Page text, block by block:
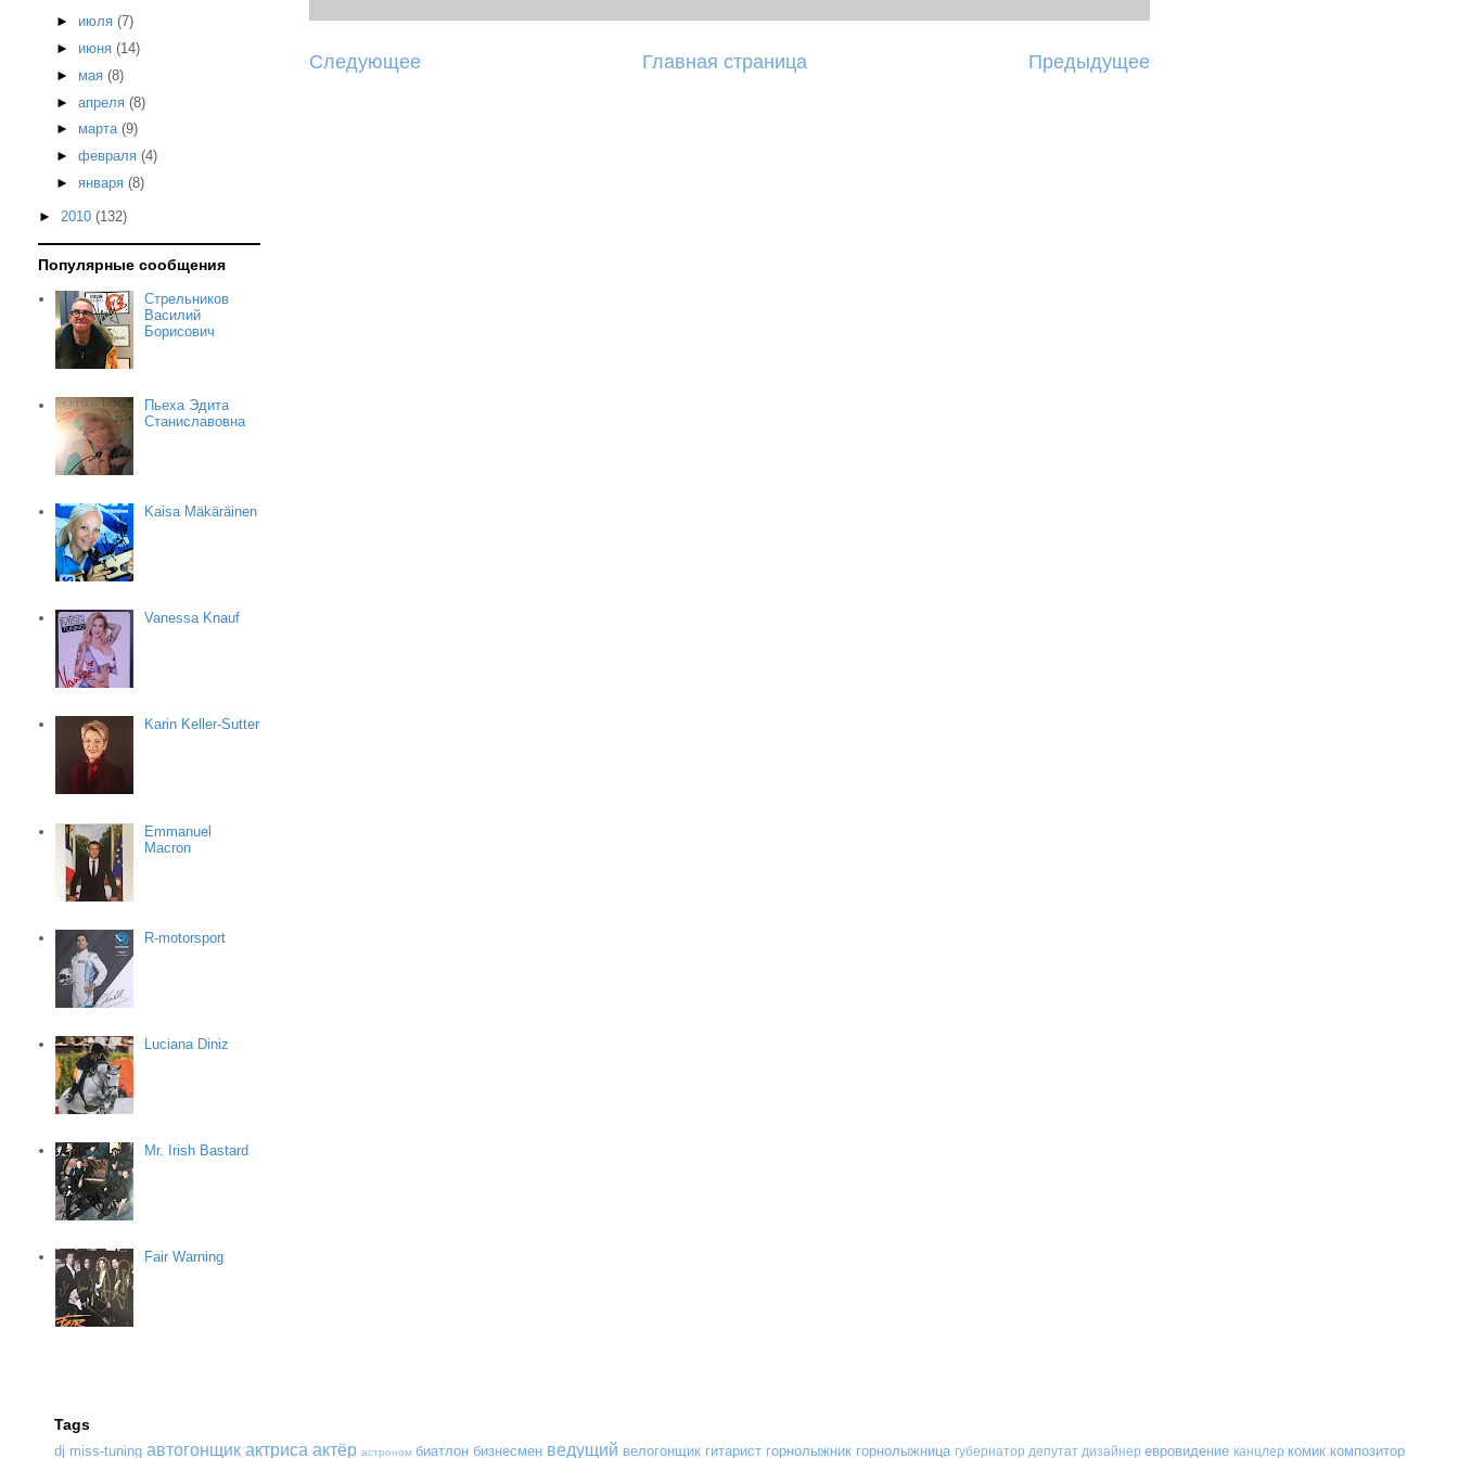
Следующее Предыдущее
Главная страница
► июля (7)
► июня (14)
► мая (8)
► апреля (8)
► марта (9)
► февраля (4)
► января (8)
► 2010 (132)
Популярные сообщения
Стрельников
Василий
Борисович
Пьеха Эдита
Станиславовна
Kaisa Mäkäräinen
Vanessa Knauf
Karin Keller-Sutter
Emmanuel
Macron
R-motorsport
Luciana Diniz
Mr. Irish Bastard
Fair Warning
Tags
dj miss-tuning автогонщик актриса актёр астроном биатлон бизнесмен ведущий велогонщик гитарист горнолыжник горнолыжница губернатор депутат дизайнер евровидение канцлер комик композитор